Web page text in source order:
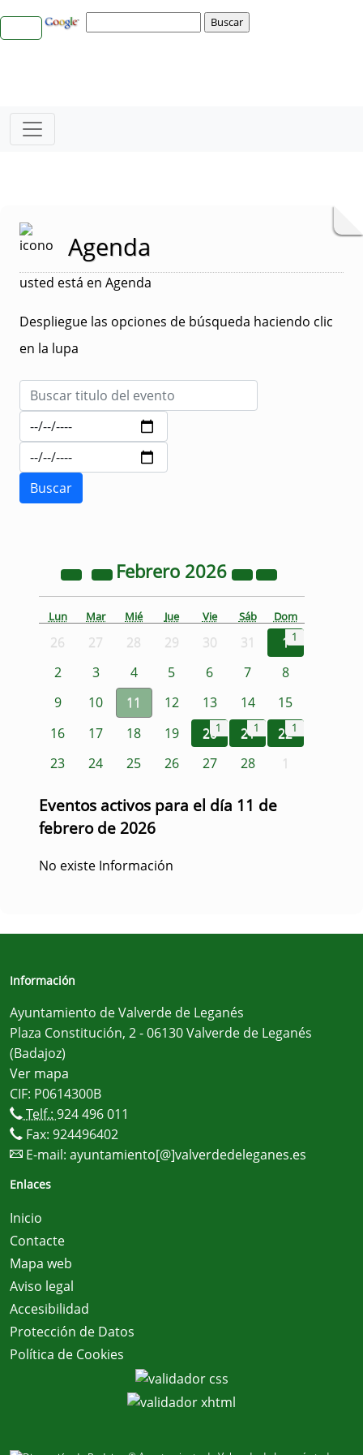
Agenda
usted está en Agenda
Despliegue las opciones de búsqueda haciendo clic
en la lupa
Febrero 2026
Lun Mar Mié Jue Vie Sáb Dom
26 27 28 29 30 31 1 1
2 3 4 5 6 7
8
9
10 11 12 13 14
15
16
17 18 19 201 211 221
23 24 25 26 27 28 1
Eventos activos para el día 11 de
febrero de 2026
No existe Información
Información
Ayuntamiento de Valverde de Leganés
Plaza Constitución, 2 - 06130 Valverde de Leganés
(Badajoz)
Ver mapa
CIF: P0614300B
Telf.: 924 496 011
Fax: 924496402
E-mail: ayuntamiento[@]valverdedeleganes.es
Enlaces
Inicio
Contacte
Mapa web
Aviso legal
Accesibilidad
Protección de Datos
Política de Cookies